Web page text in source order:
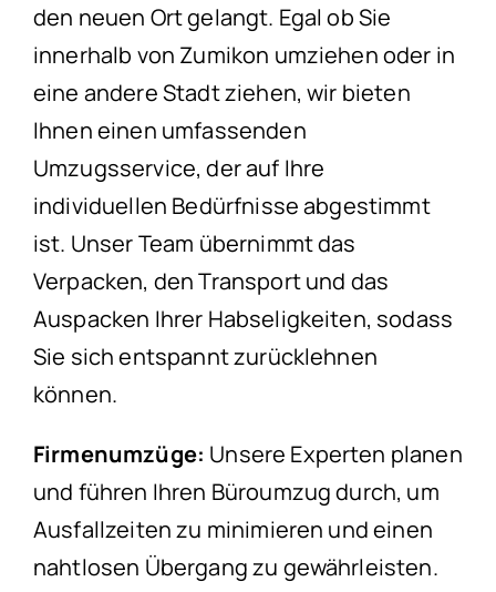
den neuen Ort gelangt. Egal ob Sie
innerhalb von Zumikon umziehen oder in
eine andere Stadt ziehen, wir bieten
Ihnen einen umfassenden
Umzugsservice, der auf Ihre
individuellen Bedürfnisse abgestimmt
ist. Unser Team übernimmt das
Verpacken, den Transport und das
Auspacken Ihrer Habseligkeiten, sodass
Sie sich entspannt zurücklehnen
können.
Firmenumzüge: Unsere Experten planen
und führen Ihren Büroumzug durch, um
Ausfallzeiten zu minimieren und einen
nahtlosen Übergang zu gewährleisten.